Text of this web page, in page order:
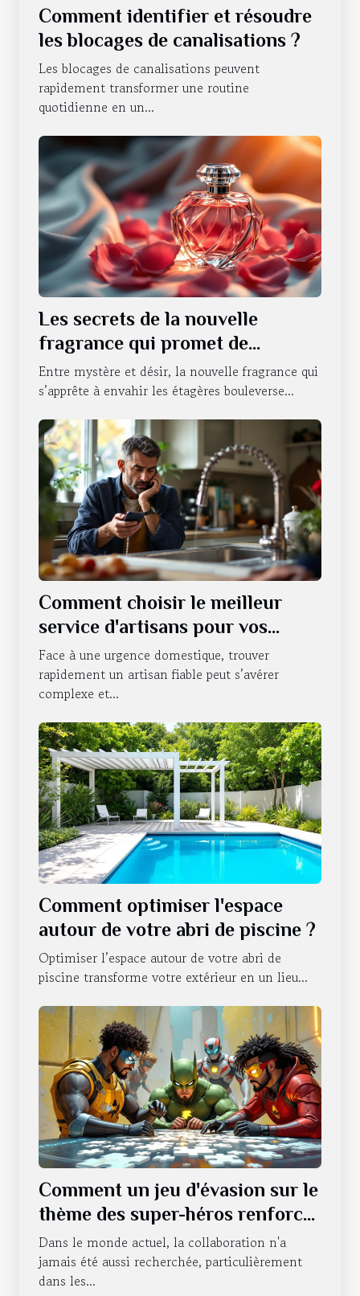
Comment identifier et résoudre
les blocages de canalisations ?
Les blocages de canalisations peuvent
rapidement transformer une routine
quotidienne en un...
Les secrets de la nouvelle
fragrance qui promet de
révolutionner la séduction
Entre mystère et désir, la nouvelle fragrance qui
s’apprête à envahir les étagères bouleverse...
Comment choisir le meilleur
service d'artisans pour vos
urgences domestiques ?
Face à une urgence domestique, trouver
rapidement un artisan fiable peut s’avérer
complexe et...
Comment optimiser l'espace
autour de votre abri de piscine ?
Optimiser l’espace autour de votre abri de
piscine transforme votre extérieur en un lieu...
Comment un jeu d'évasion sur le
thème des super-héros renforce
le travail d'équipe ?
Dans le monde actuel, la collaboration n'a
jamais été aussi recherchée, particulièrement
dans les...